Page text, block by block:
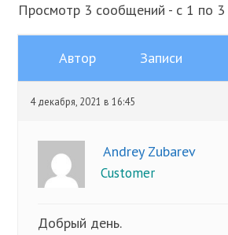
Просмотр 3 сообщений - с 1 по 3
Автор Записи
4 декабря, 2021 в 16:45
Andrey Zubarev
Customer
Добрый день.